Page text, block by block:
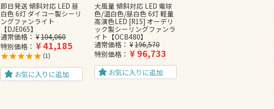
即日発送 傾斜対応 LED 昼
白色 6灯 ダイコー製シーリ
ングファンライト
【DJE065】
通常価格
¥104,060
特別価格
¥41,185
1
お気に入りに追加
大風量 傾斜対応 LED 電球
色/温白色/昼白色 6灯 軽量
高演色LED [R15] オーデリ
ック製シーリングファンラ
イト【OCB480】
通常価格
¥196,570
特別価格
¥ 96,733
お気に入りに追加